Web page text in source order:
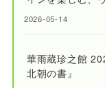
2026-05-14
華雨蔵珍之館
北朝の書』